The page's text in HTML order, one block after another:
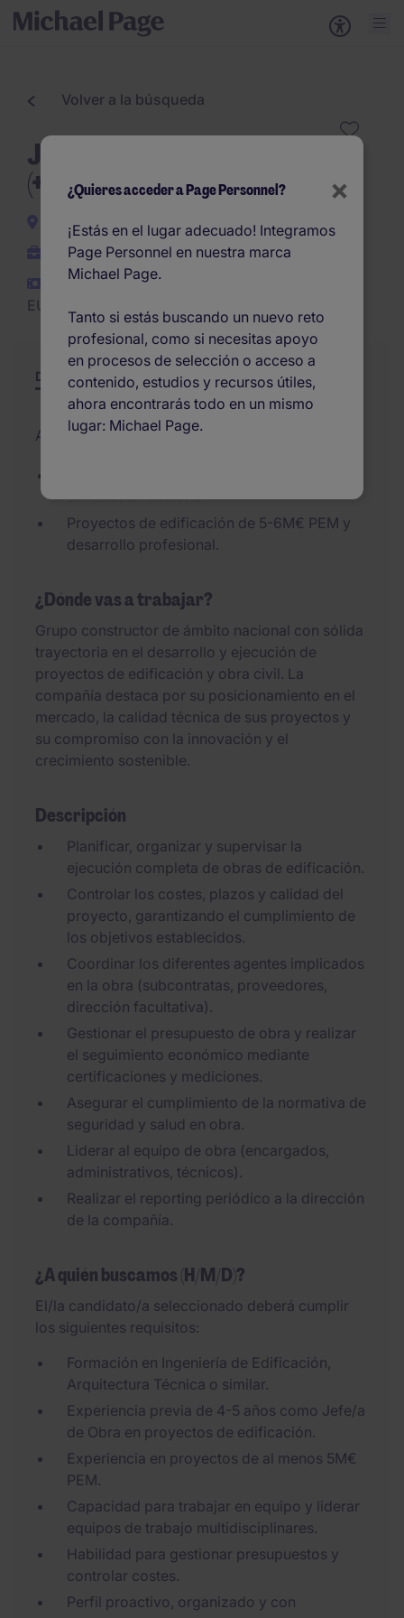
Volver a la búsqueda
Jefe/a de obra Edificación
(+5M€ PEM) - Valencia
Valencia
Permanente
EUR40.000 -
EUR50.000 por año
Descripción Resumen Otras ofertas
Actualizado el 07/08/2026
constructor nacional.
Proyectos de edificación de 5-6M€ PEM y
desarrollo profesional.
¿Dónde vas a trabajar?
Grupo constructor de ámbito nacional con sólida
trayectoria en el desarrollo y ejecución de
proyectos de edificación y obra civil. La
compañía destaca por su posicionamiento en el
mercado, la calidad técnica de sus proyectos y
su compromiso con la innovación y el
crecimiento sostenible.
Descripción
Planificar, organizar y supervisar la
ejecución completa de obras de edificación.
Controlar los costes, plazos y calidad del
proyecto, garantizando el cumplimiento de
los objetivos establecidos.
Coordinar los diferentes agentes implicados
en la obra (subcontratas, proveedores,
dirección facultativa).
Gestionar el presupuesto de obra y realizar
el seguimiento económico mediante
certificaciones y mediciones.
Asegurar el cumplimiento de la normativa de
seguridad y salud en obra.
Liderar al equipo de obra (encargados,
administrativos, técnicos).
Realizar el reporting periódico a la dirección
de la compañía.
¿A quién buscamos (H/M/D)?
El/la candidato/a seleccionado deberá cumplir
los siguientes requisitos:
Formación en Ingeniería de Edificación,
Arquitectura Técnica o similar.
Experiencia previa de 4-5 años como Jefe/a
de Obra en proyectos de edificación.
Experiencia en proyectos de al menos 5M€
PEM.
Capacidad para trabajar en equipo y liderar
equipos de trabajo multidisciplinares.
Habilidad para gestionar presupuestos y
controlar costes.
Perfil proactivo, organizado y con
×
¿Quieres acceder a Page Personnel?
¡Estás en el lugar adecuado! Integramos
Page Personnel en nuestra marca
Michael Page.
Tanto si estás buscando un nuevo reto
profesional, como si necesitas apoyo
en procesos de selección o acceso a
contenido, estudios y recursos útiles,
ahora encontrarás todo en un mismo
lugar: Michael Page.